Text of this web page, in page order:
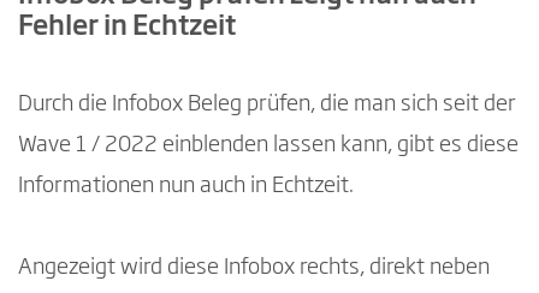
Fehler in Echtzeit
Durch die Infobox Beleg prüfen, die man sich seit der
Wave 1 / 2022 einblenden lassen kann, gibt es diese
Informationen nun auch in Echtzeit.
Angezeigt wird diese Infobox rechts, direkt neben